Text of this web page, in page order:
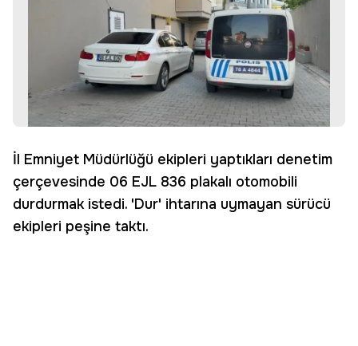
İl Emniyet Müdürlüğü ekipleri yaptıkları denetim
çerçevesinde 06 EJL 836 plakalı otomobili
durdurmak istedi. 'Dur' ihtarına uymayan sürücü
ekipleri peşine taktı.